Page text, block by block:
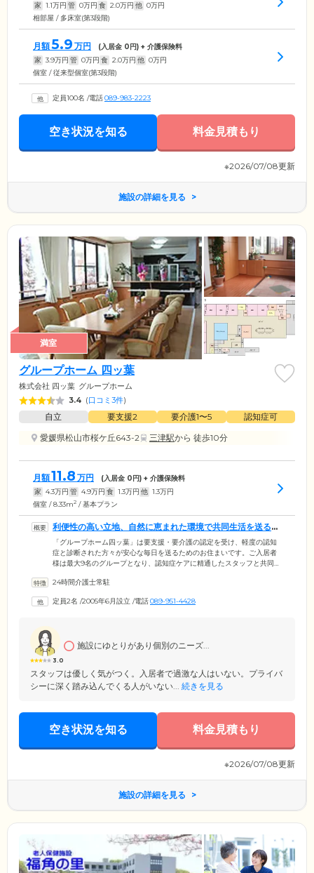
家 1.1万円 管 0万円 食 2.0万円 他 0万円
相部屋 / 多床室(第3段階)
月額5.9 万円 (入居金 0円) + 介護保険料
家 3.9万円 管 0万円 食 2.0万円 他 0万円
個室 / 従来型個室(第3段階)
定員100名 /電話089-983-2223
空き状況を知る 料金見積もり
※2026/07/08更新
施設の詳細を見る
満室
グループホーム 四ッ葉
株式会社 四ッ葉 グループホーム
3.4 (口コミ3件)
自立 要支援2 要介護1〜5
認知症可
愛媛県松山市桜ケ丘643-2
三津駅から 徒歩10分
月額11.8 万円 (入居金 0円) + 介護保険料
家 4.3万円 管 4.9万円 食 1.3万円 他 1.3万円
個室 / 8.33m2 / 基本プラン
利便性の高い立地、自然に恵まれた環境で共同生活を送るホ
ームです
「グループホーム四ッ葉」は要支援・要介護の認定を受け、軽度の認知
症と診断された方々が安心な毎日を送るためのお住まいです。ご入居者
様は最大9名のグループとなり、認知症ケアに精通したスタッフと共同で
の進行緩和を目指します。また、お一人おひとりには個室をご用意。プ
丘。周辺には薬局やコンビニエンスストア、回転寿司、ケーキ店、スー
24時間介護士常駐
定員2名 /2005年6月設立 /電話089-951-4428
3.0
施設にゆとりがあり個別のニーズ...
スタッフは優しく気がつく。入居者で過激な人はいない。プライバ
シーに深く踏み込んでくる人がいない... 続きを見る
空き状況を知る 料金見積もり
※2026/07/08更新
施設の詳細を見る